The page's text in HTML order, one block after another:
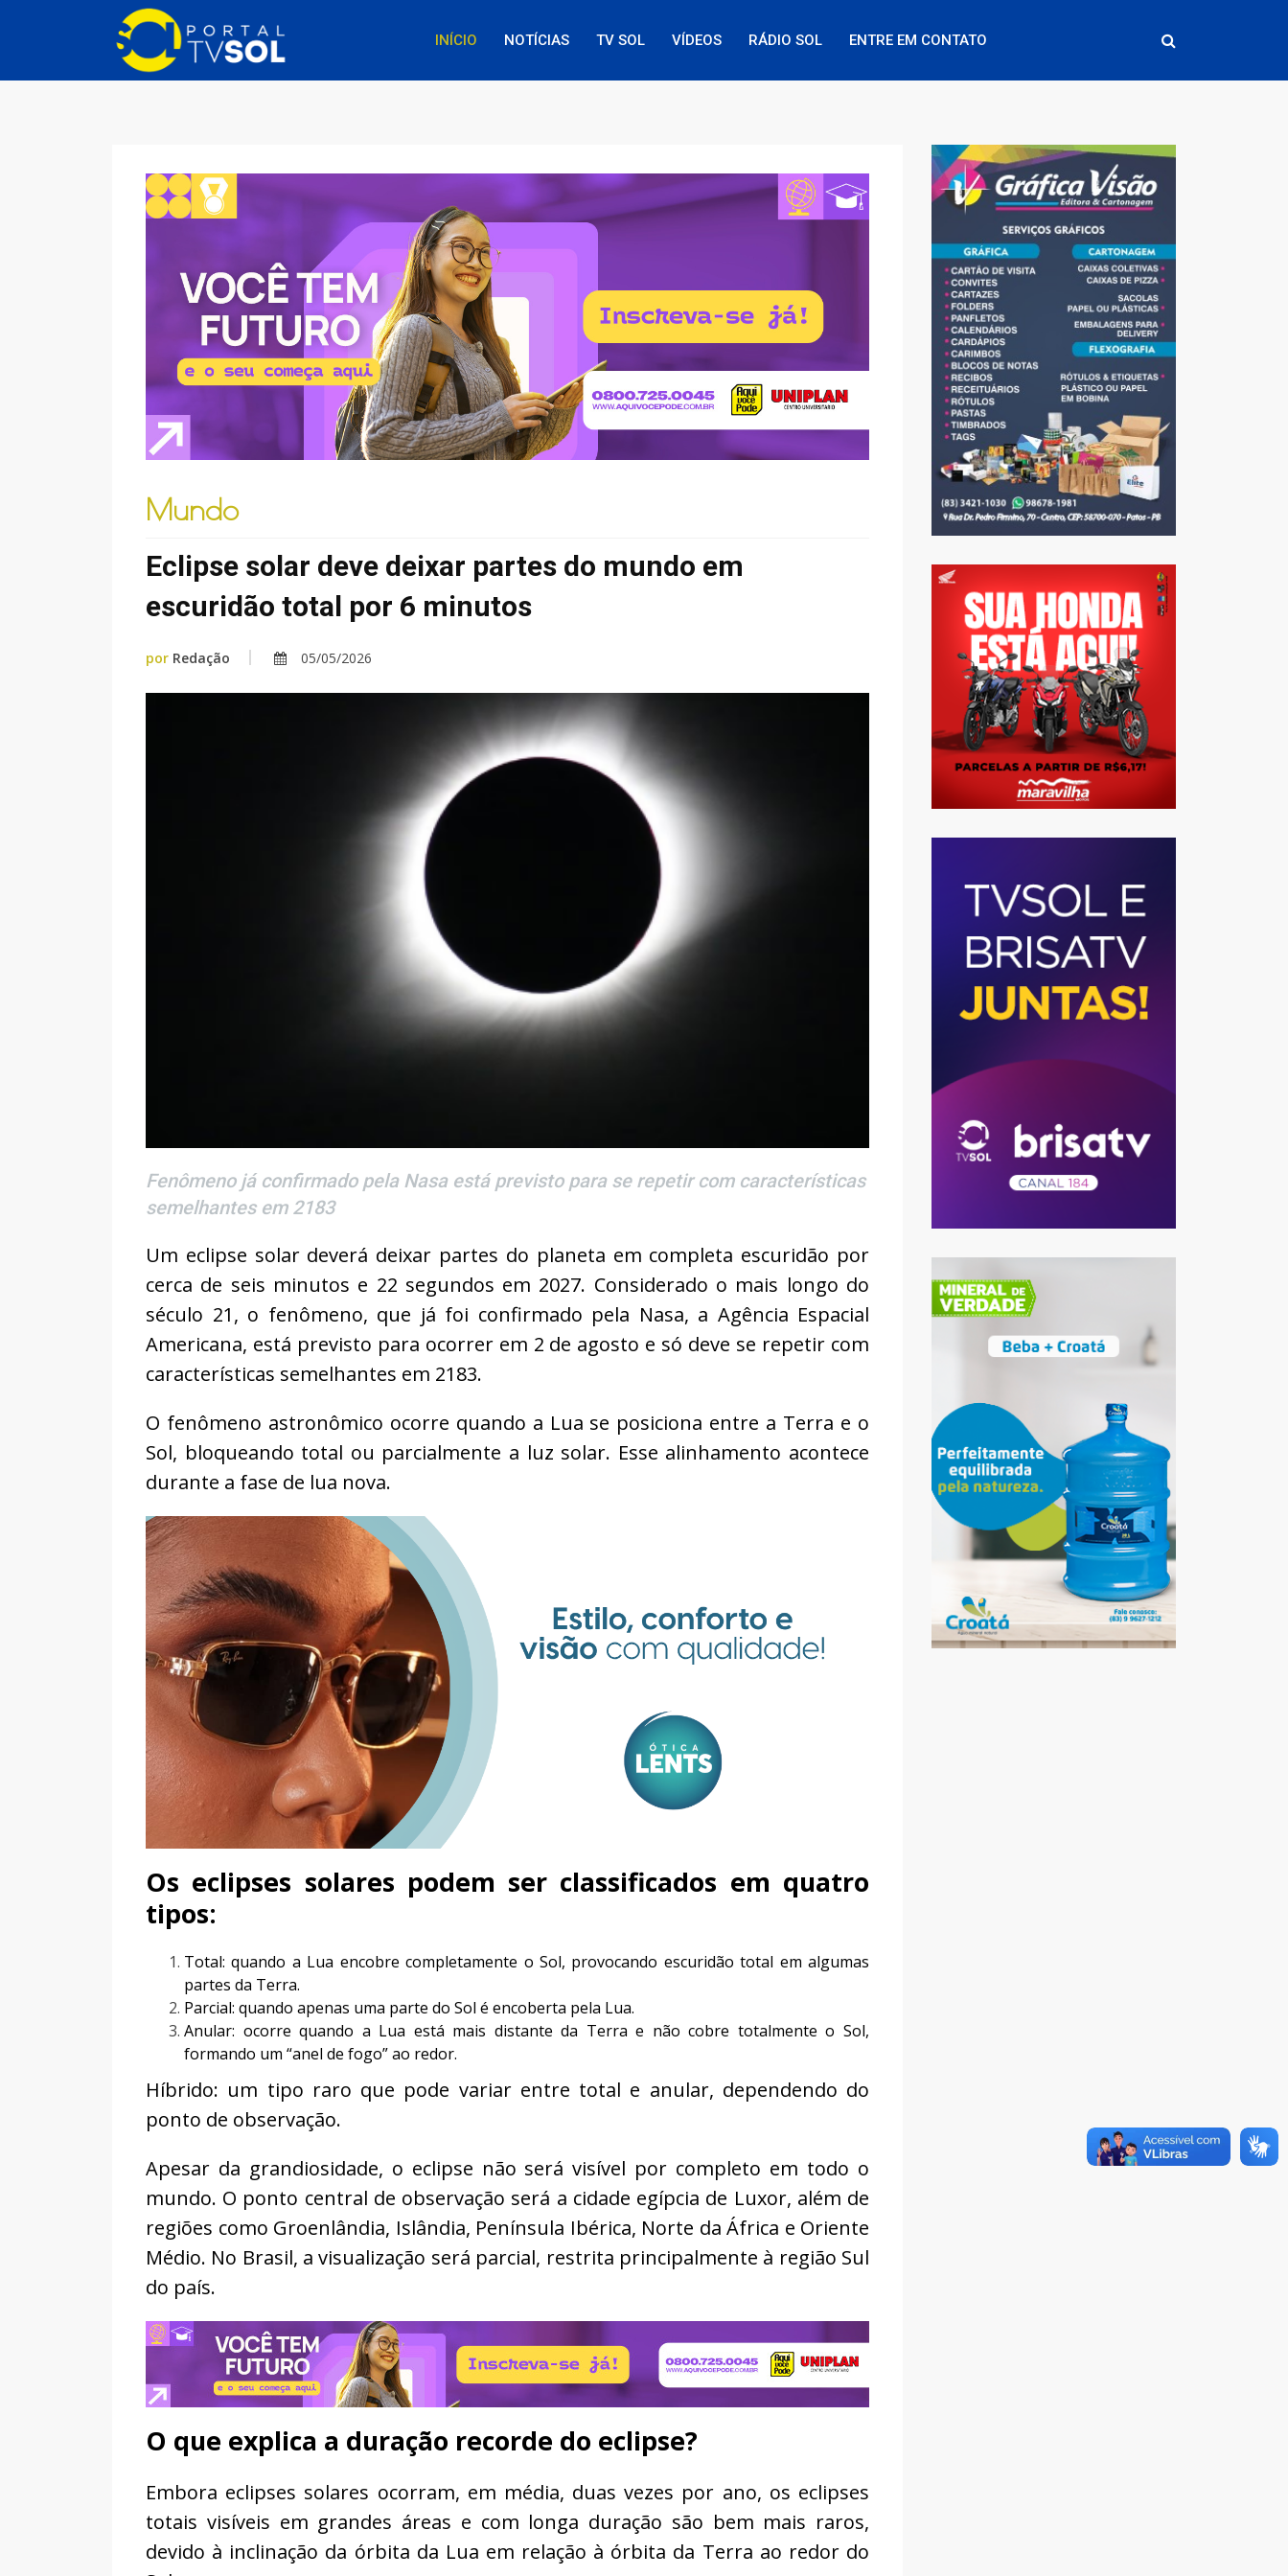
INÍCIO NOTÍCIAS TV SOL VÍDEOS RÁDIO SOL ENTRE EM CONTATO
Mundo
Eclipse solar deve deixar partes do mundo em
escuridão total por 6 minutos
por Redação 05/05/2026
Fenômeno já confirmado pela Nasa está previsto para se repetir com características
semelhantes em 2183
Um eclipse solar deverá deixar partes do planeta em completa escuridão por
cerca de seis minutos e 22 segundos em 2027. Considerado o mais longo do
século 21, o fenômeno, que já foi confirmado pela Nasa, a Agência Espacial
Americana, está previsto para ocorrer em 2 de agosto e só deve se repetir com
características semelhantes em 2183.
O fenômeno astronômico ocorre quando a Lua se posiciona entre a Terra e o
Sol, bloqueando total ou parcialmente a luz solar. Esse alinhamento acontece
durante a fase de lua nova.
Os eclipses solares podem ser classificados em quatro
tipos:
Total: quando a Lua encobre completamente o Sol, provocando escuridão total em algumas
partes da Terra.
Parcial: quando apenas uma parte do Sol é encoberta pela Lua.
Anular: ocorre quando a Lua está mais distante da Terra e não cobre totalmente o Sol,
formando um “anel de fogo” ao redor.
Híbrido: um tipo raro que pode variar entre total e anular, dependendo do
ponto de observação.
Apesar da grandiosidade, o eclipse não será visível por completo em todo o
mundo. O ponto central de observação será a cidade egípcia de Luxor, além de
regiões como Groenlândia, Islândia, Península Ibérica, Norte da África e Oriente
Médio. No Brasil, a visualização será parcial, restrita principalmente à região Sul
do país.
O que explica a duração recorde do eclipse?
Embora eclipses solares ocorram, em média, duas vezes por ano, os eclipses
totais visíveis em grandes áreas e com longa duração são bem mais raros,
devido à inclinação da órbita da Lua em relação à órbita da Terra ao redor do